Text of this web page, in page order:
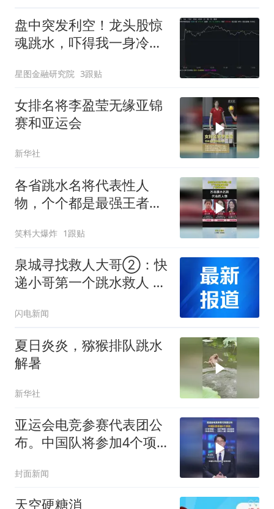
盘中突发利空！龙头股惊
魂跳水，吓得我一身冷
星图金融研究院 3跟贴
女排名将李盈莹无缘亚锦
赛和亚运会
新华社
各省跳水名将代表性人
物，个个都是最强王者，
笑料大爆炸 1跟贴
泉城寻找救人大哥②：快
递小哥第一个跳水救人 妈
闪电新闻
夏日炎炎，猕猴排队跳水
解暑
新华社
亚运会电竞参赛代表团公
布。中国队将参加4个项
封面新闻
天空硬糖消